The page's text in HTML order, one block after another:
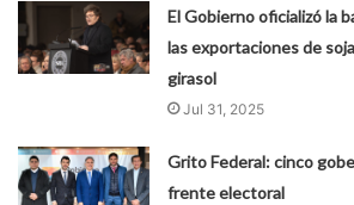
El Gobierno oficializó la
las exportaciones de
girasol
Jul 31, 2025
Grito Federal: cinco
frente electoral